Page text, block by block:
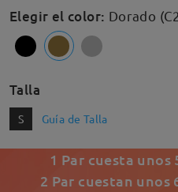
Elegir el color: Dorado
Talla
S Guía de Talla
1 Par cuesta unos
2 Par cuestan unos